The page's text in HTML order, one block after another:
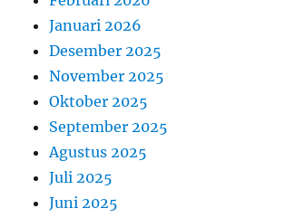
Januari 2026
Desember 2025
November 2025
Oktober 2025
September 2025
Agustus 2025
Juli 2025
Juni 2025